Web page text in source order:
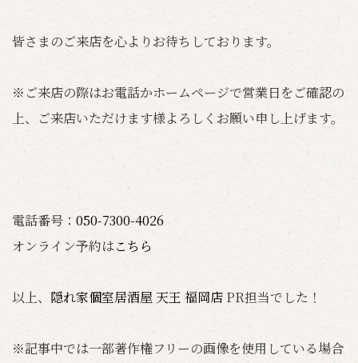
皆さまのご来店を心よりお待ちしております。
※ご来店の際はお電話かホームページで営業日をご確認の
上、ご来店いただけます様よろしくお願い申し上げます。
電話番号： 050-7300-4026
オンライン予約はこちら
以上、 隠れ家個室居酒屋 天王 福岡店 PR担当でした！
※記事中では一部著作権フリーの画像を使用している場合